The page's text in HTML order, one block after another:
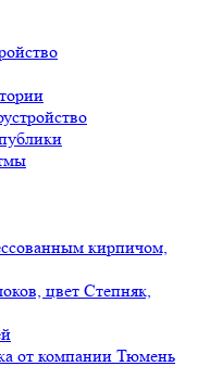
кирпичом,
цвет Степняк,
от компании Тюмень